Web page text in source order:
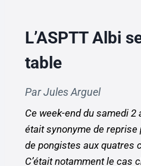
L’ASPTT Albi
table
Par Jules Arguel
Ce week-end du samedi
était synonyme de reprise
de pongistes aux quatres
C’était notamment le cas